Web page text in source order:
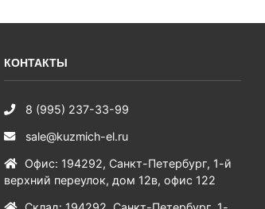
КОНТАКТЫ
8 (995) 237-33-99
sale@kuzmich-el.ru
Офис: 194292, Санкт-Петербург, 1-й
верхний переулок, дом 12в, офис 122